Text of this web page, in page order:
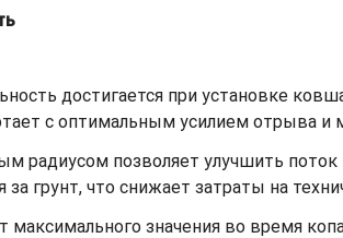
достигается при установке
с оптимальным усилием отрыва и
радиусом позволяет улучшить
за грунт, что снижает затраты на
максимального значения во время